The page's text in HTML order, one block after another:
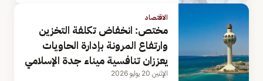
الاقتصاد
مختص: انخفاض تكلفة التخزين
وارتفاع المرونة بإدارة الحاويات
يعززان تنافسية ميناء جدة الإسلامي
الإثنين 20 يوليو 2026